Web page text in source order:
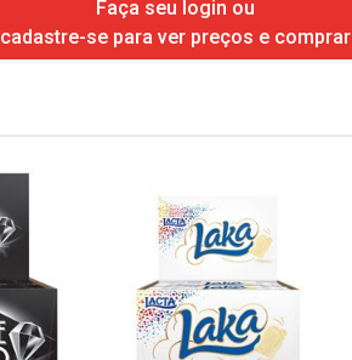
Faça seu login ou
cadastre-se para ver preços e comprar